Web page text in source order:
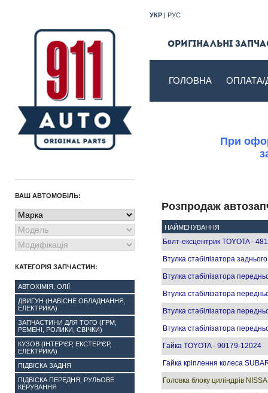
УКР | РУС
Оригінальні
ГОЛОВНА ОПЛАТА/
При
Розпродаж
НАЙМЕНУВАННЯ
Болт-ексцентрик TOYOTA -
Втулка стабілізатора
Втулка стабілізатора
Втулка стабілізатора
Втулка стабілізатора
Втулка стабілізатора
Гайка TOYOTA - 90179-12024
Гайка кріплення колеса
Головка блоку циліндрів
ВАШ АВТОМОБІЛЬ:
КАТЕГОРІЯ ЗАПЧАСТИН:
АВТОХІМІЯ, ОЛІЇ
ДВИГУН (НАВІСНЕ ОБЛАДНАННЯ,
ЕЛЕКТРИКА)
ЗАПЧАСТИНИ ДЛЯ ТОГО (ГРМ,
РЕМЕНІ, РОЛИКИ, СВІЧКИ)
КУЗОВ (ІНТЕР'ЄР, ЕКСТЕР'ЄР,
ЕЛЕКТРИКА)
ПІДВІСКА ЗАДНЯ
ПІДВІСКА ПЕРЕДНЯ, РУЛЬОВЕ
КЕРУВАННЯ